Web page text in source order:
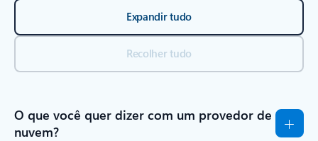
Expandir tudo
Recolher tudo
O que você quer dizer com um provedor de
nuvem?